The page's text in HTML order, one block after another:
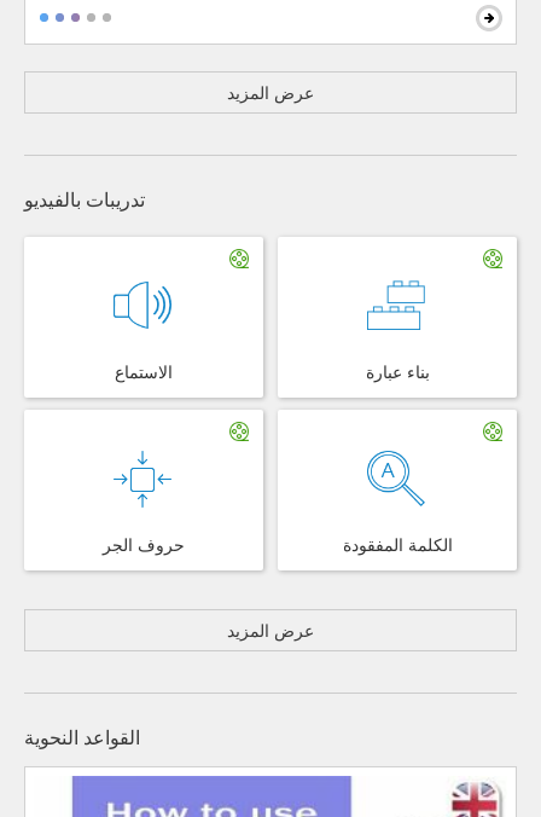
عرض المزيد
تدريبات بالفيديو
الاستماع بناء عبارة
حروف الجر الكلمة المفقودة
عرض المزيد
القواعد النحوية